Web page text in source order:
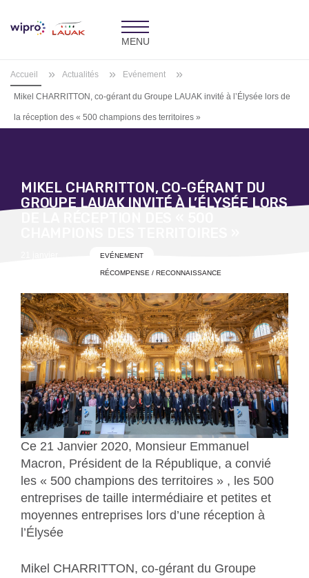
Toggle
navigation
Accueil » Actualités » Evénement »
Mikel CHARRITTON, co-gérant du Groupe LAUAK invité à l’Élysée lors de
la réception des « 500 champions des territoires »
MIKEL CHARRITTON, CO-GÉRANT DU
GROUPE LAUAK INVITÉ À L’ÉLYSÉE LORS
EVÉNEMENT
RÉCOMPENSE / RECONNAISSANCE
Ce 21 Janvier 2020, Monsieur Emmanuel
Macron, Président de la République, a convié
les « 500 champions des territoires » , les 500
entreprises de taille intermédiaire et petites et
moyennes entreprises lors d’une réception à
l’Élysée
Mikel CHARRITTON, co-gérant du Groupe